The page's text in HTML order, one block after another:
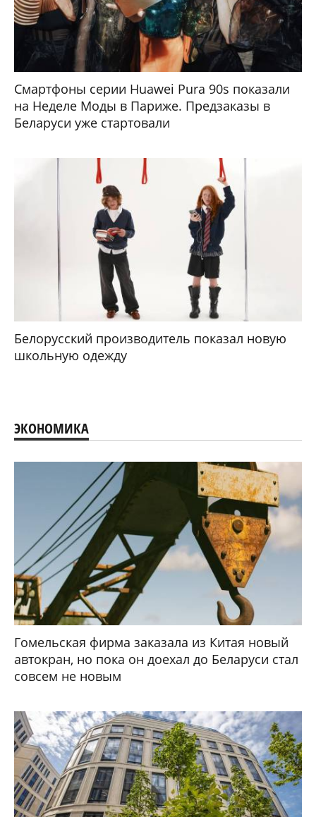
Смартфоны серии Huawei Pura 90s показали
на Неделе Моды в Париже. Предзаказы в
Беларуси уже стартовали
Белорусский производитель показал новую
школьную одежду
ЭКОНОМИКА
Гомельская фирма заказала из Китая новый
автокран, но пока он доехал до Беларуси стал
совсем не новым